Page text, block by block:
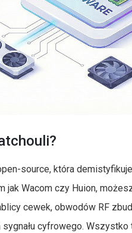
source, która
jak Wacom czy Huion,
cewek, obwodów RF
cyfrowego.